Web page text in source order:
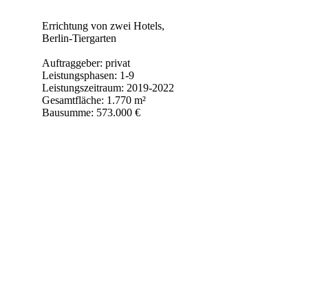
Errichtung von zwei Hotels,
Berlin-Tiergarten
Auftraggeber: privat
Leistungsphasen: 1-9
Leistungszeitraum: 2019-2022
Gesamtfläche: 1.770 m²
Bausumme: 573.000 €